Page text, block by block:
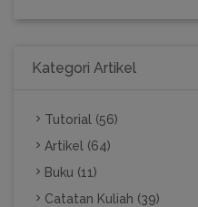
Kategori Artikel
Tutorial (56)
Artikel (64)
Buku (11)
Catatan Kuliah (39)